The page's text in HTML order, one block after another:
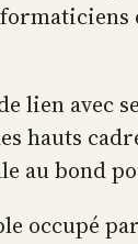
lien avec
au bond
occupé